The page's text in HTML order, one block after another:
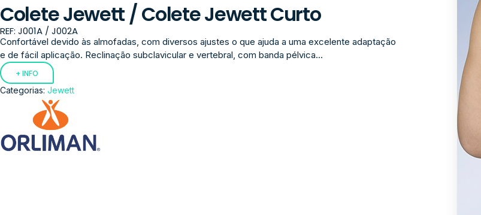
Colete Jewett / Colete Jewett Curto
REF: J001A / J002A
Confortável devido às almofadas, com diversos ajustes o que ajuda a uma excelente adaptação
e de fácil aplicação. Reclinação subclavicular e vertebral, com banda pélvica...
+ INFO
Categorias: Jewett